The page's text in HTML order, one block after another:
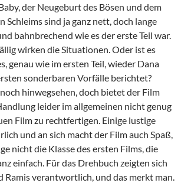
der Neugeburt des Bösen und dem
Schleims sind ja ganz nett, doch lange
bahnbrechend wie es der erste Teil war.
wirken die Situationen. Oder ist es
genau wie im ersten Teil, wieder Dana
sonderbaren Vorfälle berichtet?
hinwegsehen, doch bietet der Film
leider im allgemeinen nicht genug
Film zu rechtfertigen. Einige lustige
und an sich macht der Film auch Spaß,
nicht die Klasse des ersten Films, die
einfach. Für das Drehbuch zeigten sich
verantwortlich, und das merkt man.